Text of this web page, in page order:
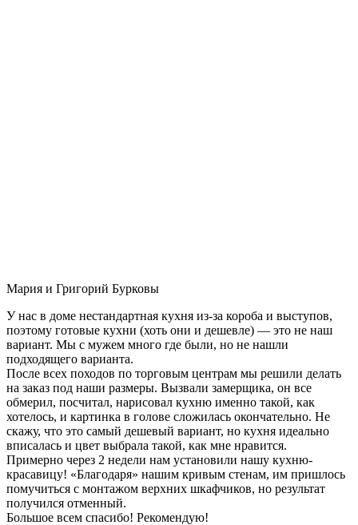
Мария и Григорий Бурковы
У нас в доме нестандартная кухня из-за короба и выступов,
поэтому готовые кухни (хоть они и дешевле) — это не наш
вариант. Мы с мужем много где были, но не нашли
подходящего варианта.
После всех походов по торговым центрам мы решили делать
на заказ под наши размеры. Вызвали замерщика, он все
обмерил, посчитал, нарисовал кухню именно такой, как
хотелось, и картинка в голове сложилась окончательно. Не
скажу, что это самый дешевый вариант, но кухня идеально
вписалась и цвет выбрала такой, как мне нравится.
Примерно через 2 недели нам установили нашу кухню-
красавицу! «Благодаря» нашим кривым стенам, им пришлось
помучиться с монтажом верхних шкафчиков, но результат
получился отменный.
Большое всем спасибо! Рекомендую!